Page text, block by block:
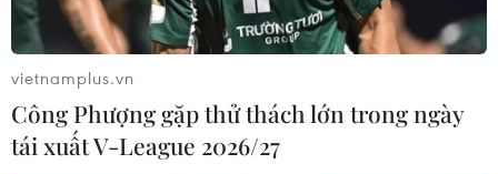
vietnamplus.vn
Công Phượng gặp thử thách lớn trong ngày
tái xuất V-League 2026/27